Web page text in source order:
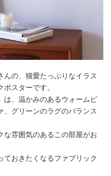
んの、猫愛たっぷりなイラス
スターです。
は、温かみのあるウォームピ
、グリーンのラグのバランス
な雰囲気のあるこの部屋がお
ておきたくなるファブリック